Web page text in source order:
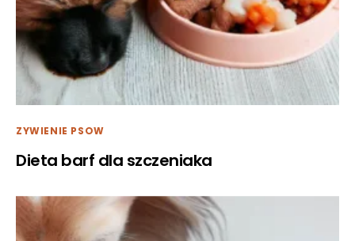
ZYWIENIE PSOW
Dieta barf dla szczeniaka